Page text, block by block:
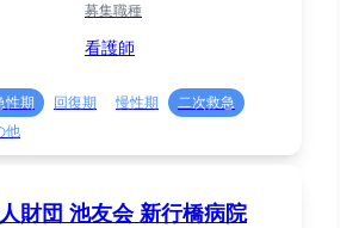
募集職種
看護師
性期 回復期 慢性期
二次救急
他
財団 池友会 新行橋病院